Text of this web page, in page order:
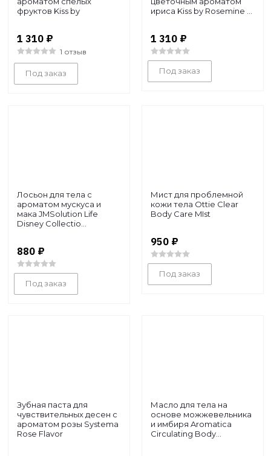
фруктов Kiss by
1 310 ₽
1 отзыв
Под заказ
ириса Kiss by Rosemine ...
1 310 ₽
Под заказ
Лосьон для тела с
ароматом мускуса и
мака JMSolution Life
Disney Collectio...
880 ₽
Под заказ
Мист для проблемной
кожи тела Ottie Clear
Body Care MIst
950 ₽
Под заказ
Зубная паста для
чувствительных десен с
ароматом розы Systema
Rose Flavor
Масло для тела на
основе можжевельника
и имбиря Aromatica
Circulating Body...